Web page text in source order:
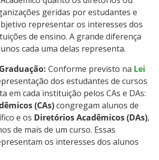
geridas por estudantes e
representar os interesses dos
de ensino. A grande diferença
cada uma delas representa.
Conforme previsto na Lei
dos estudantes de cursos
em cada instituição pelos CAs e DAs:
(CAs)congregam alunos de
e os Diretórios Acadêmicos (DAs),
de mais de um curso. Essas
os interesses dos alunos